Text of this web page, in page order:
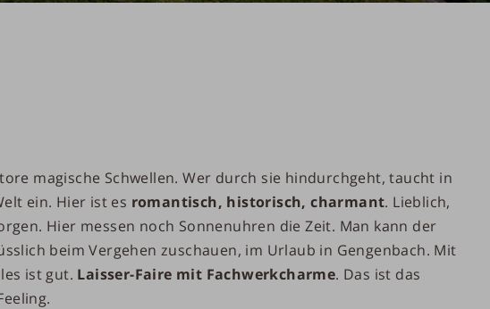
magische Schwellen. Wer durch sie hindurchgeht, taucht in
ein. Hier ist es romantisch, historisch, charmant. Lieblich,
Hier messen noch Sonnenuhren die Zeit. Man kann der
beim Vergehen zuschauen, im Urlaub in Gengenbach. Mit
ist gut. Laisser-Faire mit Fachwerkcharme. Das ist das